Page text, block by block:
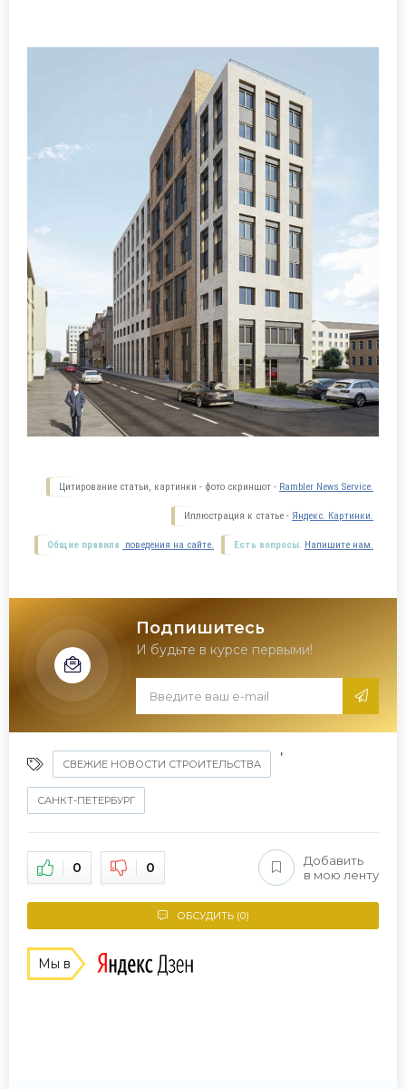
Цитирование статьи, картинки - фото скриншот - Rambler News Service.
Иллюстрация к статье - Яндекс. Картинки.
Есть вопросы. Напишите нам.
Общие правила поведения на сайте.
Подпишитесь
И будьте в курсе первыми!
СВЕЖИЕ НОВОСТИ СТРОИТЕЛЬСТВА
,
САНКТ-ПЕТЕРБУРГ
0 0
Добавить
в мою ленту
ОБСУДИТЬ (0)
Мы в